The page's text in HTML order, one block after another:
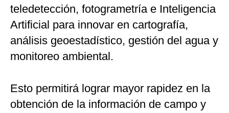
teledetección, fotogrametría e Inteligencia
Artificial para innovar en cartografía,
análisis geoestadístico, gestión del agua y
monitoreo ambiental.
Esto permitirá lograr mayor rapidez en la
obtención de la información de campo y